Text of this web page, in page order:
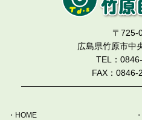
〒725-
広島県竹原市中
TEL：
FAX：
HOME